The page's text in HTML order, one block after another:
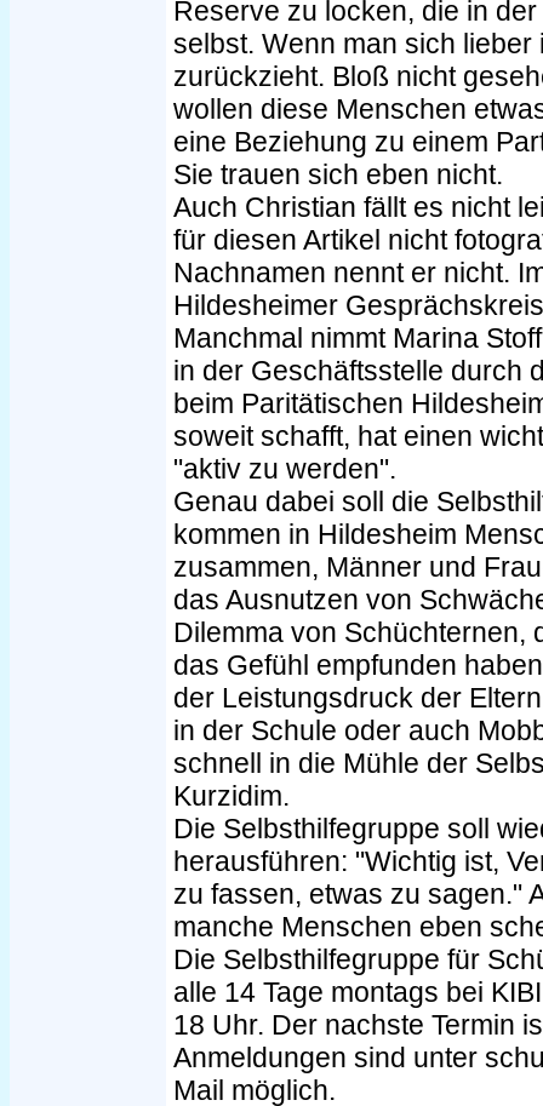
Reserve zu locken, die in
selbst. Wenn man sich
zurückzieht. Bloß nicht
wollen diese Menschen
eine Beziehung zu einem
Sie trauen sich eben nicht.
Auch Christian fällt es nicht
für diesen Artikel nicht
Nachnamen nennt er nicht.
Hildesheimer
Manchmal nimmt Marina
in der Geschäftsstelle durch
beim Paritätischen
soweit schafft, hat einen
"aktiv zu werden".
Genau dabei soll die
kommen in Hildesheim
zusammen, Männer und
das Ausnutzen von
Dilemma von Schüchternen,
das Gefühl empfunden
der Leistungsdruck der
in der Schule oder auch
schnell in die Mühle der
Kurzidim.
Die Selbsthilfegruppe soll
herausführen: "Wichtig ist,
zu fassen, etwas zu sagen."
manche Menschen eben
Die Selbsthilfegruppe für
alle 14 Tage montags bei
18 Uhr. Der nachste Termin
Anmeldungen sind unter
Mail möglich.